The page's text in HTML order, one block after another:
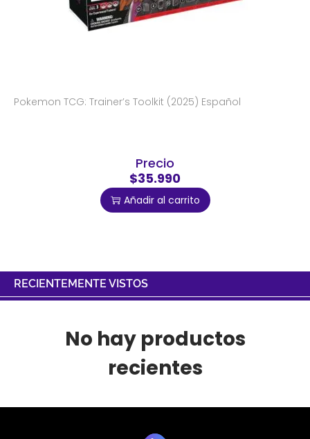
Pokemon TCG: Trainer’s Toolkit (2025) Español
Precio
$35.990
Añadir al carrito
RECIENTEMENTE VISTOS
No hay productos
recientes